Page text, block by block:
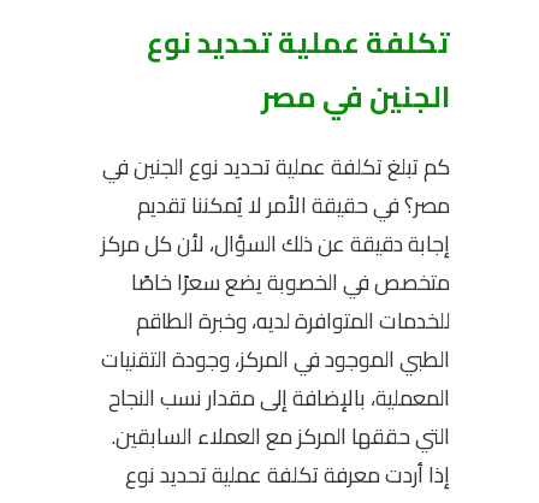
تكلفة عملية تحديد نوع
الجنينفي مصر
كم تبلغتكلفة عملية تحديد نوع الجنين في
مصر؟ في حقيقة الأمر لا يُمكننا تقديم
إجابة دقيقة عن ذلك السؤال، لأن كل مركز
متخصص في الخصوبة يضع سعرًا خاصًا
للخدمات المتوافرة لديه، وخبرة الطاقم
الطبي الموجود في المركز، وجودة التقنيات
المعملية، بالإضافة إلى مقدار نسب النجاح
التي حققها المركز مع العملاء السابقين.
إذا أردت معرفةتكلفة عملية تحديد نوع